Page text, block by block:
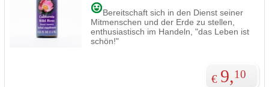
Bereitschaft sich in den Dienst seiner
Mitmenschen und der Erde zu stellen,
enthusiastisch im Handeln, "das Leben ist
schön!"
€ 9,10